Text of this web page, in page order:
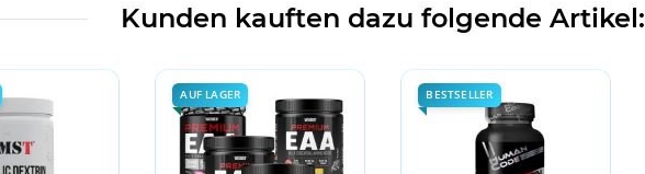
Kunden kauften dazu folgende Artikel:
AUF LAGER BESTSELLER